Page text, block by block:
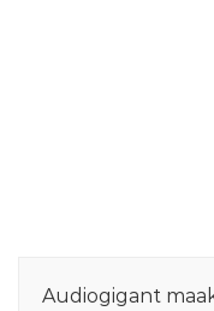
Audiogigant